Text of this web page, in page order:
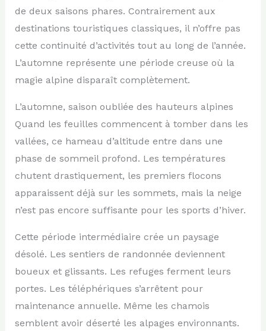
de deux saisons phares. Contrairement aux
destinations touristiques classiques, il n’offre pas
cette continuité d’activités tout au long de l’année.
L’automne représente une période creuse où la
magie alpine disparaît complètement.
L’automne, saison oubliée des hauteurs alpines
Quand les feuilles commencent à tomber dans les
vallées, ce hameau d’altitude entre dans une
phase de sommeil profond. Les températures
chutent drastiquement, les premiers flocons
apparaissent déjà sur les sommets, mais la neige
n’est pas encore suffisante pour les sports d’hiver.
Cette période intermédiaire crée un paysage
désolé. Les sentiers de randonnée deviennent
boueux et glissants. Les refuges ferment leurs
portes. Les téléphériques s’arrêtent pour
maintenance annuelle. Même les chamois
semblent avoir déserté les alpages environnants.